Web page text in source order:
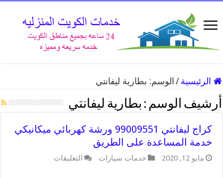
الرئيسية / الوسم: بطارية ليفانتي
أرشيف الوسم : بطارية ليفانتي
كراج ليفانتي 99009551 ورشة كهربائي ميكانيكي
خدمة المساعدة على الطريق
مايو 12, 2020 خدمات سيارات التعليقات